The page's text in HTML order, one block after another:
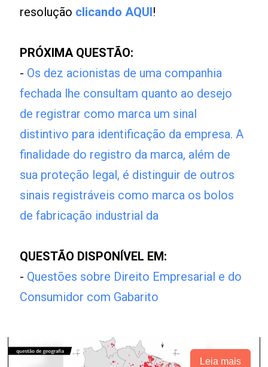
resolução clicando AQUI!
PRÓXIMA QUESTÃO:
- Os dez acionistas de uma companhia
fechada lhe consultam quanto ao desejo
de registrar como marca um sinal
distintivo para identificação da empresa. A
finalidade do registro da marca, além de
sua proteção legal, é distinguir de outros
sinais registráveis como marca os bolos
de fabricação industrial da
QUESTÃO DISPONÍVEL EM:
- Questões sobre Direito Empresarial e do
Consumidor com Gabarito
Leia mais